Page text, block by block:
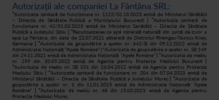
Cum cumpăr
Autorizații ale companiei La Fântâna SRL:
*Autorizația sanitară de funcționare nr. 1122/02.10.2023 emisă de Ministerul Sănătății
– Direcția de Sănătate Publică a Municipiului București
| *Autorizația sanitară de
funcționare nr. 42/01.03.2023 emisă de Ministerul Sanătății – Direcția de Sănătate
Publică a Județului Sibiu
| *Recunoașterea ca apă minerală naturală din sursă de izvor a
apei La Fântâna, din data de 22.07.2021 eliberată de Districtul Rheingau-Taunus-Kreis,
Germania
| *Autorizația de gospodărire a apelor nr. 642/B din 09.12.2022 emisă de
Administrația Națională “Apele Române” | *Autorizația de gospodărire a apelor nr. SB 149
din 24.11.2021 emisă de Administrația Națională “Apele Române”
| *Autorizația de mediu
nr. 259 din 30.05.2022 emisă de Agenția pentru Protecția Mediului București
*Autorizația de mediu nr. SB 101 din 26.04.2012 emisă de Agenția pentru Protecția
Mediului Sibiu | *Autorizatia sanitară de funcționare nr. 204 din 07.04.2023 emisă de
Ministerul Sănătății – Direcția de Sănătate Publică a Județului Mureș| *Autorizația de
gospodărire a apelor nr. 3 din 11.01.2023 emisă de Administrația Națională “Apele
Române”
| *Autorizația de mediu nr. 48 din 15.03.2023 emisă de Agenția pentru
Protecția Mediului Mureș